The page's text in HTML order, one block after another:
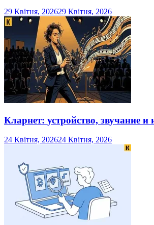
29 Квітня, 202629 Квітня, 2026
Кларнет: устройство, звучание и
24 Квітня, 202624 Квітня, 2026